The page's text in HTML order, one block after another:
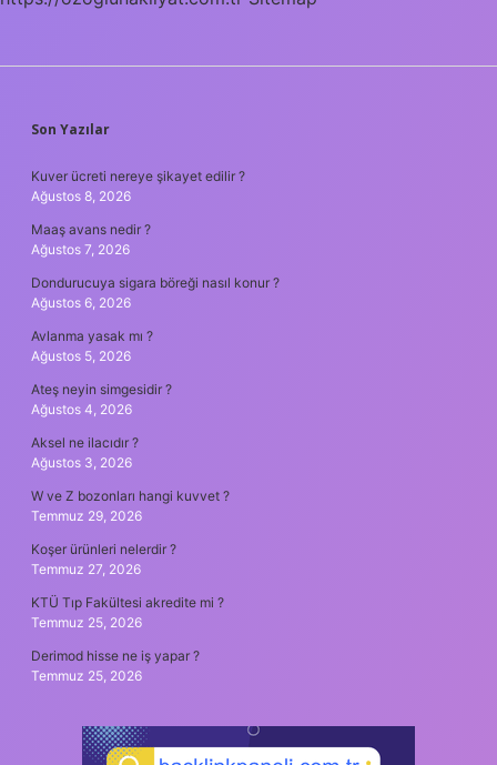
SIDEBAR
Son Yazılar
Kuver ücreti nereye şikayet edilir ?
Ağustos 8, 2026
Maaş avans nedir ?
Ağustos 7, 2026
Dondurucuya sigara böreği nasıl konur ?
Ağustos 6, 2026
Avlanma yasak mı ?
Ağustos 5, 2026
Ateş neyin simgesidir ?
Ağustos 4, 2026
Aksel ne ilacıdır ?
Ağustos 3, 2026
W ve Z bozonları hangi kuvvet ?
Temmuz 29, 2026
Koşer ürünleri nelerdir ?
Temmuz 27, 2026
KTÜ Tıp Fakültesi akredite mi ?
Temmuz 25, 2026
Derimod hisse ne iş yapar ?
Temmuz 25, 2026